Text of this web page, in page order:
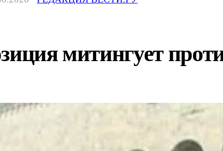
митингует